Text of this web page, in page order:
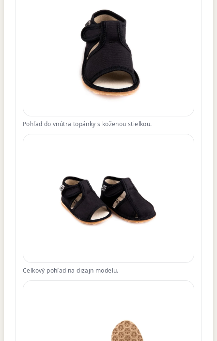
Pohľad do vnútra topánky s koženou stielkou.
Celkový pohľad na dizajn modelu.